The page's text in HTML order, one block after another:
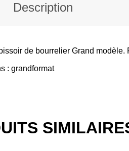
Description
de bourrelier Grand modèle.
: grandformat